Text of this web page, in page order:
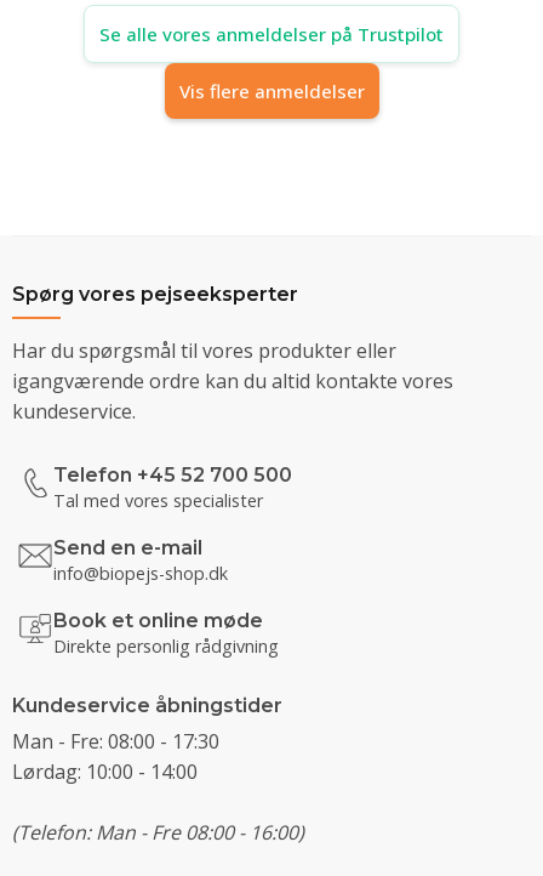
Se alle vores anmeldelser på Trustpilot
Vis flere anmeldelser
Spørg vores pejseeksperter
Har du spørgsmål til vores produkter eller
igangværende ordre kan du altid kontakte vores
kundeservice.
Telefon +45 52 700 500
Tal med vores specialister
Send en e-mail
info@biopejs-shop.dk
Book et online møde
Direkte personlig rådgivning
Kundeservice åbningstider
Man - Fre: 08:00 - 17:30
Lørdag: 10:00 - 14:00
(Telefon: Man - Fre 08:00 - 16:00)